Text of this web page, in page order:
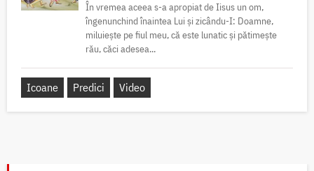
În vremea aceea s-a apropiat de Iisus un om,
îngenunchind înaintea Lui și zicându-I: Doamne,
miluiește pe fiul meu, că este lunatic și pătimește
rău, căci adesea...
Icoane Predici Video